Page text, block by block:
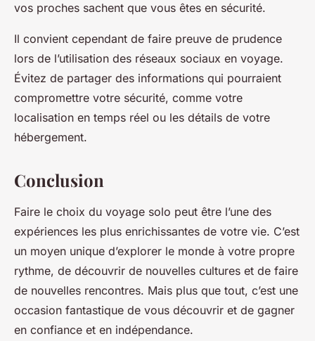
vos proches sachent que vous êtes en sécurité.
Il convient cependant de faire preuve de prudence
lors de l’utilisation des réseaux sociaux en voyage.
Évitez de partager des informations qui pourraient
compromettre votre sécurité, comme votre
localisation en temps réel ou les détails de votre
hébergement.
Conclusion
Faire le choix du voyage solo peut être l’une des
expériences les plus enrichissantes de votre vie. C’est
un moyen unique d’explorer le monde à votre propre
rythme, de découvrir de nouvelles cultures et de faire
de nouvelles rencontres. Mais plus que tout, c’est une
occasion fantastique de vous découvrir et de gagner
en confiance et en indépendance.